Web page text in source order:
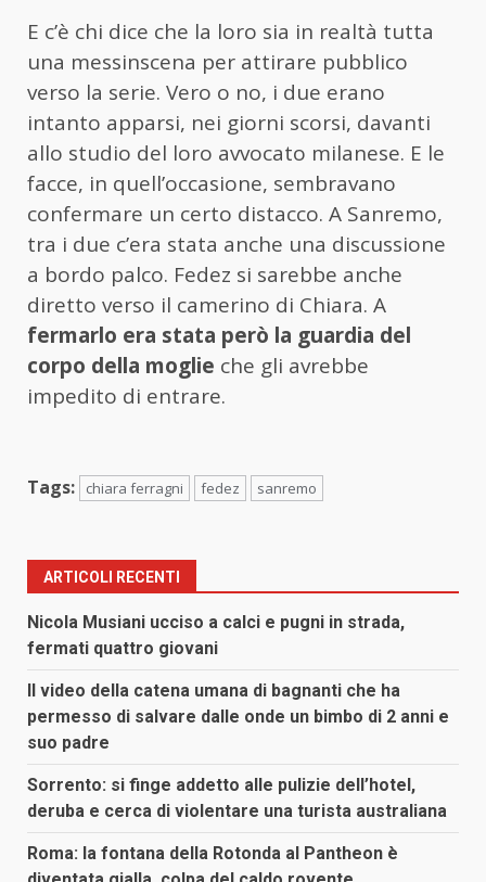
E c’è chi dice che la loro sia in realtà tutta
una messinscena per attirare pubblico
verso la serie. Vero o no, i due erano
intanto apparsi, nei giorni scorsi, davanti
allo studio del loro avvocato milanese. E le
facce, in quell’occasione, sembravano
confermare un certo distacco. A Sanremo,
tra i due c’era stata anche una discussione
a bordo palco. Fedez si sarebbe anche
diretto verso il camerino di Chiara. A
fermarlo era stata però la guardia del
corpo della moglie che gli avrebbe
impedito di entrare.
Tags: chiara ferragni fedez sanremo
ARTICOLI RECENTI
Nicola Musiani ucciso a calci e pugni in strada,
fermati quattro giovani
Il video della catena umana di bagnanti che ha
permesso di salvare dalle onde un bimbo di 2 anni e
suo padre
Sorrento: si finge addetto alle pulizie dell’hotel,
deruba e cerca di violentare una turista australiana
Roma: la fontana della Rotonda al Pantheon è